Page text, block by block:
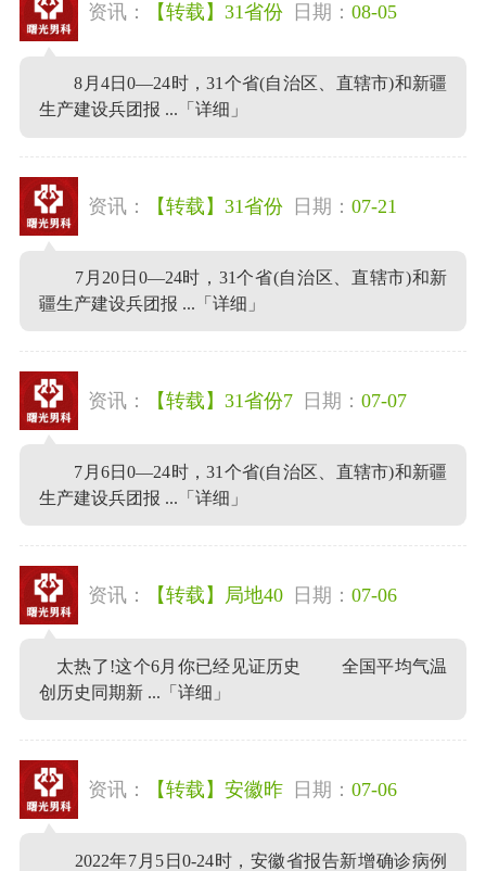
资讯： 【转载】31省份 日期： 08-05
8月4日0—24时，31个省(自治区、直辖市)和新疆
生产建设兵团报 ... 「详细」
资讯： 【转载】31省份 日期： 07-21
7月20日0—24时，31个省(自治区、直辖市)和新
疆生产建设兵团报 ... 「详细」
资讯： 【转载】31省份7 日期： 07-07
7月6日0—24时，31个省(自治区、直辖市)和新疆
生产建设兵团报 ... 「详细」
资讯： 【转载】局地40 日期： 07-06
太热了!这个6月你已经见证历史 全国平均气温
创历史同期新 ... 「详细」
资讯： 【转载】安徽昨 日期： 07-06
2022年7月5日0-24时，安徽省报告新增确诊病例